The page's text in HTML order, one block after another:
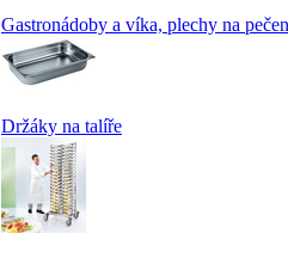
Gastronádoby a víka, plechy na
Držáky na talíře